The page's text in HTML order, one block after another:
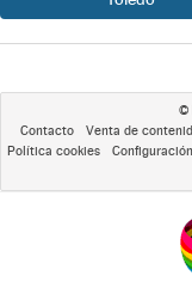
©
Contacto Venta de
Política cookies